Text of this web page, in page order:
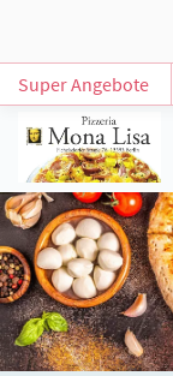
Super Angebote